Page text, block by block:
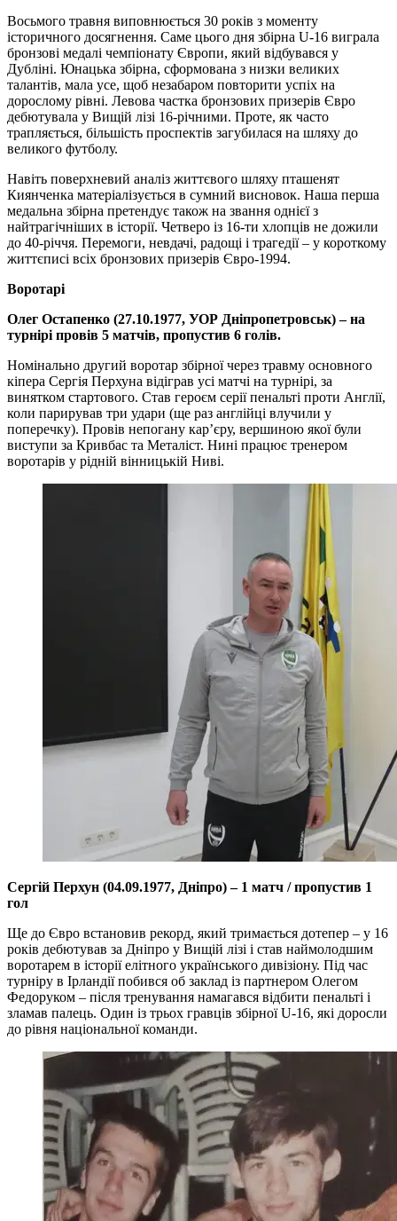
Восьмого травня виповнюється 30 років з моменту
історичного досягнення. Саме цього дня збірна U-16 виграла
бронзові медалі чемпіонату Європи, який відбувався у
Дубліні. Юнацька збірна, сформована з низки великих
талантів, мала усе, щоб незабаром повторити успіх на
дорослому рівні. Левова частка бронзових призерів Євро
дебютувала у Вищій лізі 16-річними. Проте, як часто
трапляється, більшість проспектів загубилася на шляху до
великого футболу.
Навіть поверхневий аналіз життєвого шляху пташенят
Киянченка матеріалізується в сумний висновок. Наша перша
медальна збірна претендує також на звання однієї з
найтрагічніших в історії. Четверо із 16-ти хлопців не дожили
до 40-річчя. Перемоги, невдачі, радощі і трагедії – у короткому
життєписі всіх бронзових призерів Євро-1994.
Воротарі
Олег Остапенко (27.10.1977, УОР Дніпропетровськ) – на
турнірі провів 5 матчів, пропустив 6 голів.
Номінально другий воротар збірної через травму основного
кіпера Сергія Перхуна відіграв усі матчі на турнірі, за
винятком стартового. Став героєм серії пенальті проти Англії,
коли парирував три удари (ще раз англійці влучили у
поперечку). Провів непогану кар’єру, вершиною якої були
виступи за Кривбас та Металіст. Нині працює тренером
воротарів у рідній вінницькій Ниві.
Сергій Перхун (04.09.1977, Дніпро) – 1 матч / пропустив 1
гол
Ще до Євро встановив рекорд, який тримається дотепер – у 16
років дебютував за Дніпро у Вищій лізі і став наймолодшим
воротарем в історії елітного українського дивізіону. Під час
турніру в Ірландії побився об заклад із партнером Олегом
Федоруком – після тренування намагався відбити пенальті і
зламав палець. Один із трьох гравців збірної U-16, які доросли
до рівня національної команди.